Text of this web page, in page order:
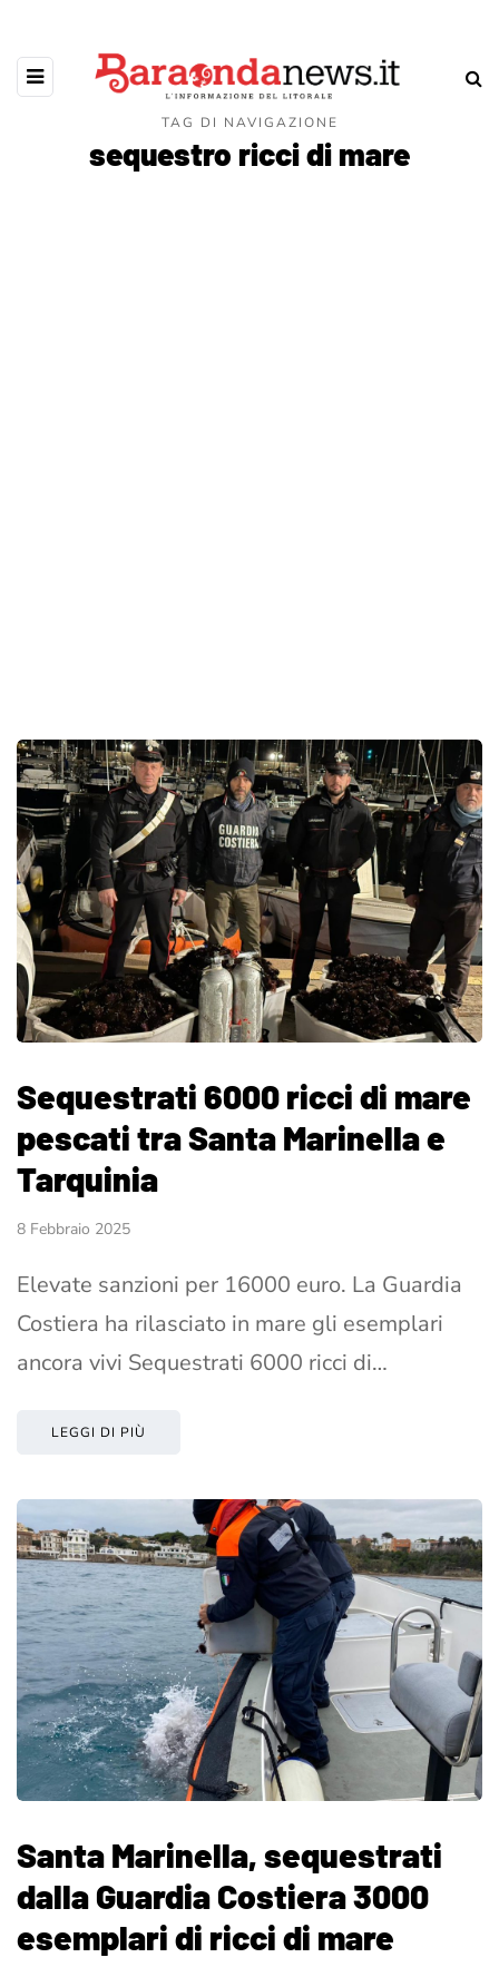
TAG DI NAVIGAZIONE
sequestro ricci di mare
Sequestrati 6000 ricci di mare
pescati tra Santa Marinella e
Tarquinia
8 Febbraio 2025
Elevate sanzioni per 16000 euro. La Guardia
Costiera ha rilasciato in mare gli esemplari
ancora vivi Sequestrati 6000 ricci di…
LEGGI DI PIÙ
Santa Marinella, sequestrati
dalla Guardia Costiera 3000
esemplari di ricci di mare